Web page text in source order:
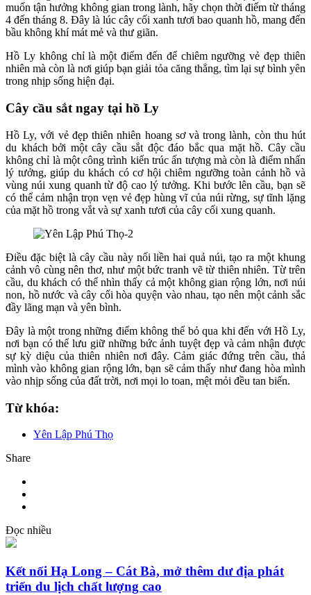
muốn tận hưởng không gian trong lành, hãy chọn thời điểm từ tháng
4 đến tháng 8. Đây là lúc cây cối xanh tươi bao quanh hồ, mang đến
bầu không khí mát mẻ và thư giãn.
Hồ Ly không chỉ là một điểm đến để chiêm ngưỡng vẻ đẹp thiên
nhiên mà còn là nơi giúp bạn giải tỏa căng thẳng, tìm lại sự bình yên
trong nhịp sống hiện đại.
Cây cầu sắt ngay tại hồ Ly
Hồ Ly, với vẻ đẹp thiên nhiên hoang sơ và trong lành, còn thu hút
du khách bởi một cây cầu sắt độc đáo bắc qua mặt hồ. Cây cầu
không chỉ là một công trình kiến trúc ấn tượng mà còn là điểm nhấn
lý tưởng, giúp du khách có cơ hội chiêm ngưỡng toàn cảnh hồ và
vùng núi xung quanh từ độ cao lý tưởng. Khi bước lên cầu, bạn sẽ
có thể cảm nhận trọn vẹn vẻ đẹp hùng vĩ của núi rừng, sự tĩnh lặng
của mặt hồ trong vắt và sự xanh tươi của cây cối xung quanh.
Điều đặc biệt là cây cầu này nối liền hai quả núi, tạo ra một khung
cảnh vô cùng nên thơ, như một bức tranh vẽ từ thiên nhiên. Từ trên
cầu, du khách có thể nhìn thấy cả một không gian rộng lớn, nơi núi
non, hồ nước và cây cối hòa quyện vào nhau, tạo nên một cảnh sắc
đầy lãng mạn và yên bình.
Đây là một trong những điểm không thể bỏ qua khi đến với Hồ Ly,
nơi bạn có thể lưu giữ những bức ảnh tuyệt đẹp và cảm nhận được
sự kỳ diệu của thiên nhiên nơi đây. Cảm giác đứng trên cầu, thả
mình vào không gian rộng lớn, bạn sẽ cảm thấy như đang hòa mình
vào nhịp sống của đất trời, nơi mọi lo toan, mệt mỏi đều tan biến.
Từ khóa:
Yên Lập Phú Thọ
Share
Đọc nhiều
Kết nối Hạ Long – Cát Bà, mở thêm dư địa phát
triển du lịch chất lượng cao